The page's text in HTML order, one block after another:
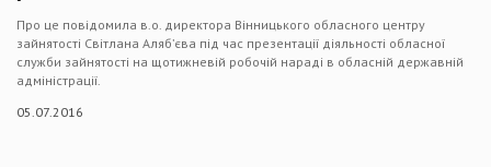
Про це повідомила в.о. директора Вінницького обласного центру
зайнятості Світлана Аляб’єва під час презентації діяльності обласної
служби зайнятості на щотижневій робочій нараді в обласній державній
адміністрації.
05.07.2016